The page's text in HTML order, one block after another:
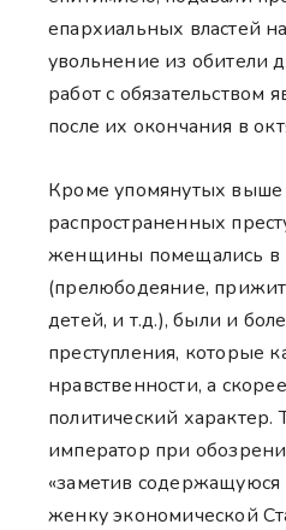
епархиальных властей
увольнение из обители
работ с обязательством
после их окончания в
Кроме упомянутых выше
распространенных
женщины помещались в
(прелюбодеяние,
детей, и т.д.), были и
преступления, которые
нравственности, а
политический характер.
император при
«заметив
женку экономической